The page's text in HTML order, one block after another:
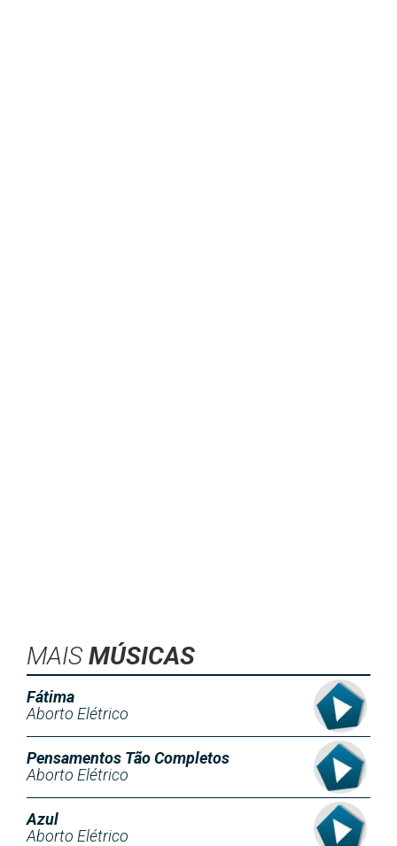
MAIS MÚSICAS
Fátima
Aborto Elétrico
Pensamentos Tão Completos
Aborto Elétrico
Azul
Aborto Elétrico